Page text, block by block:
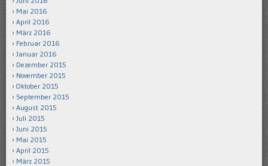
Mai 2016
April 2016
März 2016
Februar 2016
Januar 2016
Dezember 2015
November 2015
Oktober 2015
September 2015
August 2015
Juli 2015
Juni 2015
Mai 2015
April 2015
März 2015